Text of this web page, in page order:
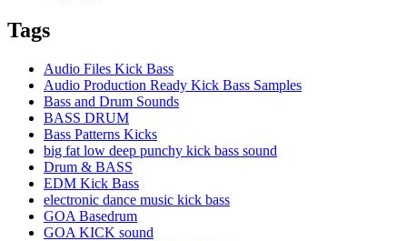
Tags
Audio Files Kick Bass
Audio Production Ready Kick Bass Samples
Bass and Drum Sounds
BASS DRUM
Bass Patterns Kicks
big fat low deep punchy kick bass sound
Drum & BASS
EDM Kick Bass
electronic dance music kick bass
GOA Basedrum
GOA KICK sound